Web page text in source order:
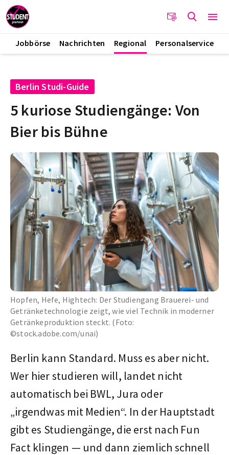
Jobbörse Nachrichten Regional Personalservice
Berlin Studi-Guide
5 kuriose Studiengänge: Von
Bier bis Bühne
Hopfen, Hefe, Hightech: Der Studiengang Brauerei- und
Getränketechnologie zeigt, wie viel Technik in moderner
Getränkeproduktion steckt. (Foto:
©stock.adobe.com/unai)
Berlin kann Standard. Muss es aber nicht.
Wer hier studieren will, landet nicht
automatisch bei BWL, Jura oder
„irgendwas mit Medien“. In der Hauptstadt
gibt es Studiengänge, die erst nach Fun
Fact klingen — und dann ziemlich schnell